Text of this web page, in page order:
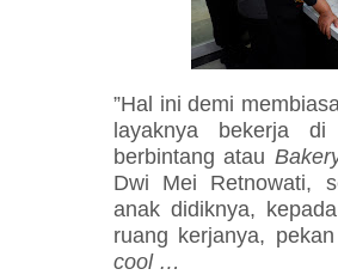
”Hal ini demi
layaknya bekerja
berbintang atau
Dwi
Mei Retnowati,
anak didiknya,
ruang kerjanya,
cool …